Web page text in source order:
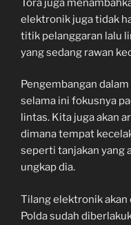
elektronik juga tidak
titik pelanggaran lalu
yang sedang rawan
Pengembangan
selama ini fokusnya
lintas. Kita juga akan
dimana tempat
seperti tanjakan yang
ungkap dia.
Tilang elektronik akan
Polda sudah